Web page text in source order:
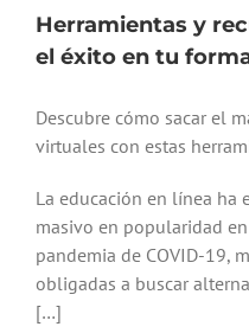
Herramientas y
el éxito en tu
Descubre cómo sacar el
virtuales con estas
La educación en línea ha
masivo en popularidad
pandemia de COVID-19,
obligadas a buscar
[…]